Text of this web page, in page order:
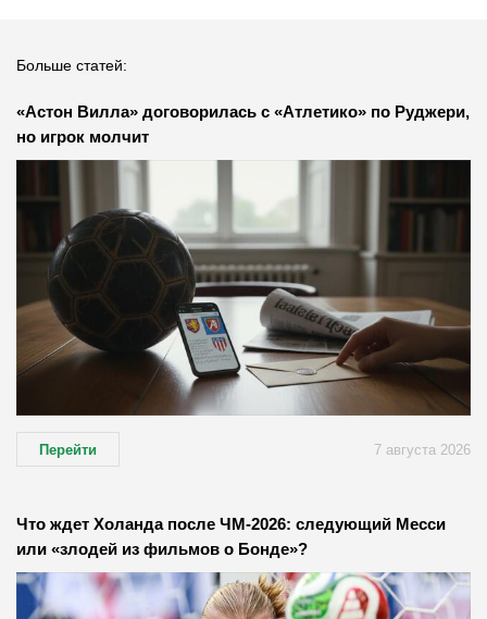
Больше статей:
«Астон Вилла» договорилась с «Атлетико» по Руджери,
но игрок молчит
Перейти 7 августа 2026
Что ждет Холанда после ЧМ-2026: следующий Месси
или «злодей из фильмов о Бонде»?